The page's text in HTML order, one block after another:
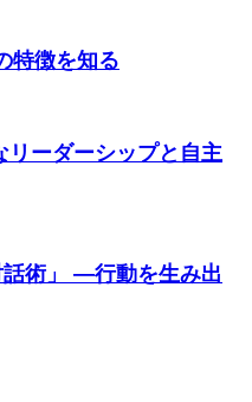
特徴を知る
リーダーシップと自主
話術」 ―行動を生み出